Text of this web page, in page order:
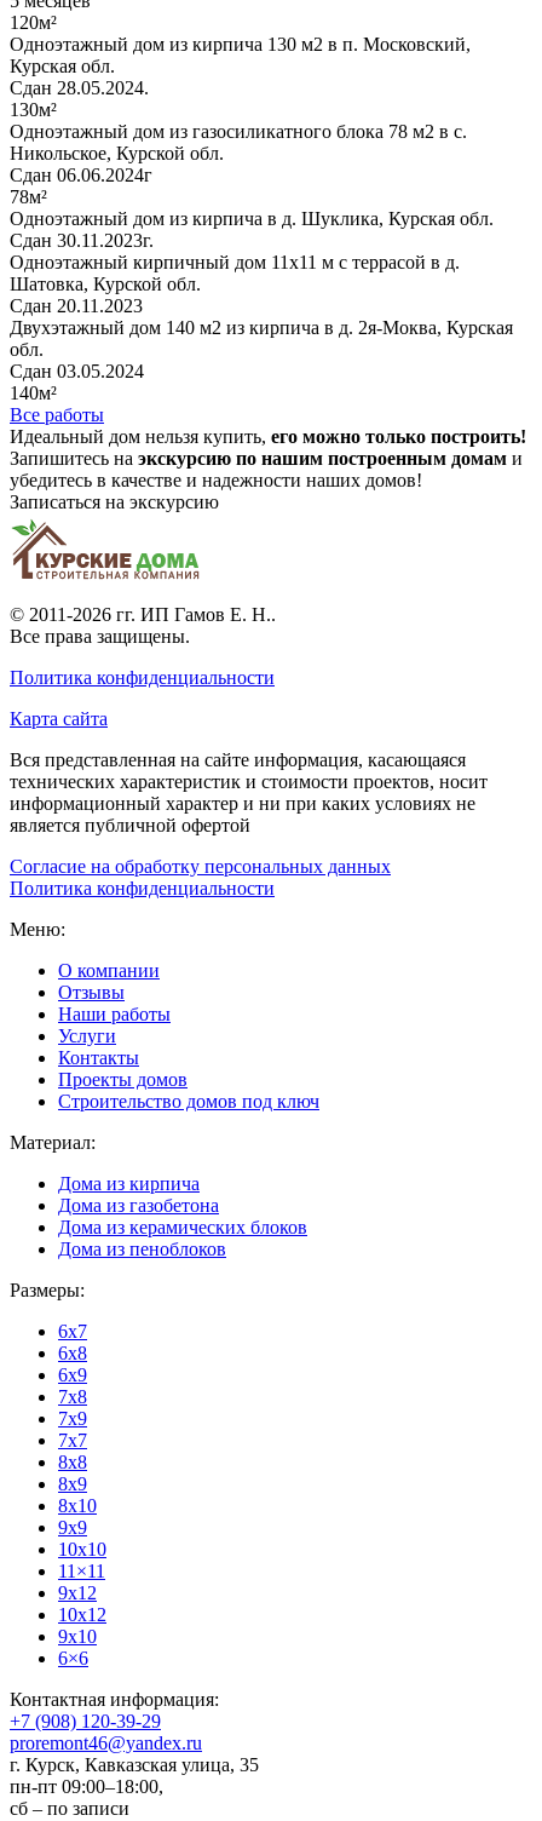
120м²
Одноэтажный дом из кирпича 130 м2 в п. Московский,
Курская обл.
Сдан 28.05.2024.
130м²
Одноэтажный дом из газосиликатного блока 78 м2 в с.
Никольское, Курской обл.
Сдан 06.06.2024г
78м²
Одноэтажный дом из кирпича в д. Шуклика, Курская обл.
Сдан 30.11.2023г.
Одноэтажный кирпичный дом 11х11 м с террасой в д.
Шатовка, Курской обл.
Сдан 20.11.2023
Двухэтажный дом 140 м2 из кирпича в д. 2я-Моква, Курская
обл.
Сдан 03.05.2024
140м²
Все работы
Идеальный дом нельзя купить, его можно только построить!
Запишитесь на экскурсию по нашим построенным домам и
убедитесь в качестве и надежности наших домов!
Записаться на экскурсию
© 2011-2026 гг. ИП Гамов Е. Н..
Все права защищены.
Политика конфиденциальности
Карта сайта
Вся представленная на сайте информация, касающаяся
технических характеристик и стоимости проектов, носит
информационный характер и ни при каких условиях не
является публичной офертой
Согласие на обработку персональных данных
Политика конфиденциальности
Меню:
О компании
Отзывы
Наши работы
Услуги
Контакты
Проекты домов
Строительство домов под ключ
Материал:
Дома из кирпича
Дома из газобетона
Дома из керамических блоков
Дома из пеноблоков
Размеры:
6x7
6x8
6x9
7x8
7x9
7x7
8x8
8x9
8x10
9x9
10x10
11×11
9x12
10x12
9x10
6×6
Контактная информация:
+7 (908) 120-39-29
proremont46@yandex.ru
г. Курск, Кавказская улица, 35
пн-пт 09:00–18:00,
сб – по записи